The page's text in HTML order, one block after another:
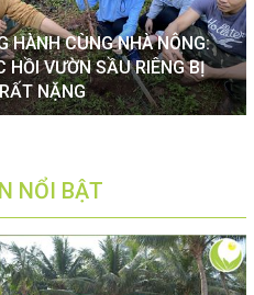
HÀNH CÙNG NHÀ NÔNG:
HỒI VƯỜN SẦU RIÊNG BỊ
NẶNG
NỔI BẬT